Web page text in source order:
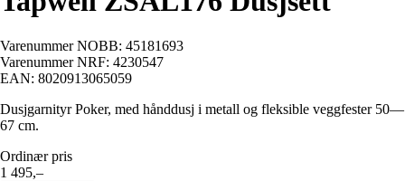
Varenummer NOBB: 45181693
Varenummer NRF: 4230547
EAN: 8020913065059
Dusjgarnityr Poker, med hånddusj i metall og fleksible veggfester 50—
67 cm.
Ordinær pris
1 495,–